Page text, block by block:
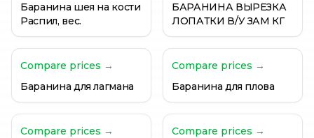
Баранина шея на кости
Распил, вес.
БАРАНИНА ВЫРЕЗКА
ЛОПАТКИ В/У ЗАМ КГ
Compare prices →
Баранина для лагмана
Compare prices →
Баранина для плова
Compare prices →
Compare prices →